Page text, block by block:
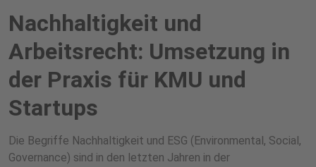
Nachhaltigkeit und
Arbeitsrecht: Umsetzung in
der Praxis für KMU und
Startups
Die Begriffe Nachhaltigkeit und ESG (Environmental, Social,
Governance) sind in den letzten Jahren in der